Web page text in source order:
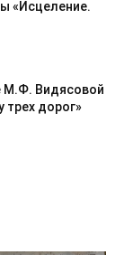
«Исцеление.
М.Ф. Видясовой
трех дорог»